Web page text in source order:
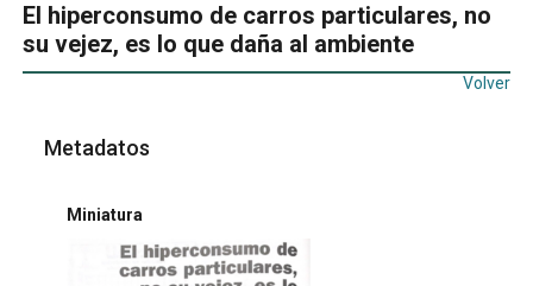
El hiperconsumo de carros particulares, no
su vejez, es lo que daña al ambiente
Volver
Metadatos
Miniatura